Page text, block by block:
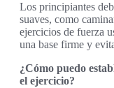
Los principiantes
suaves, como
ejercicios de fuerza
una base firme y
¿Cómo puedo
el ejercicio?